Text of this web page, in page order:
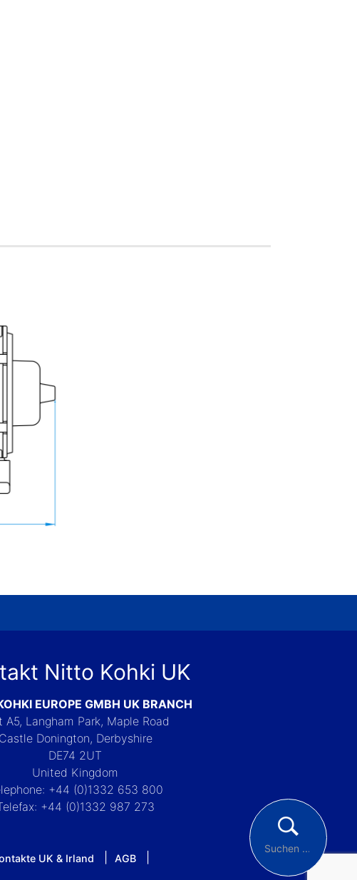
Nitto Kohki UK
EUROPE GMBH UK BRANCH
A5, Langham Park, Maple Road
Castle Donington, Derbyshire
DE74 2UT
United Kingdom
+44 (0)1332 653 800
+44 (0)1332 987 273
UK & Irland AGB